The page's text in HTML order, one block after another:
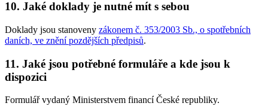
10. Jaké doklady je nutné mít s sebou
Doklady jsou stanoveny zákonem č. 353/2003 Sb., o spotřebních
daních, ve znění pozdějších předpisů.
11. Jaké jsou potřebné formuláře a kde jsou k
dispozici
Formulář vydaný Ministerstvem financí České republiky.